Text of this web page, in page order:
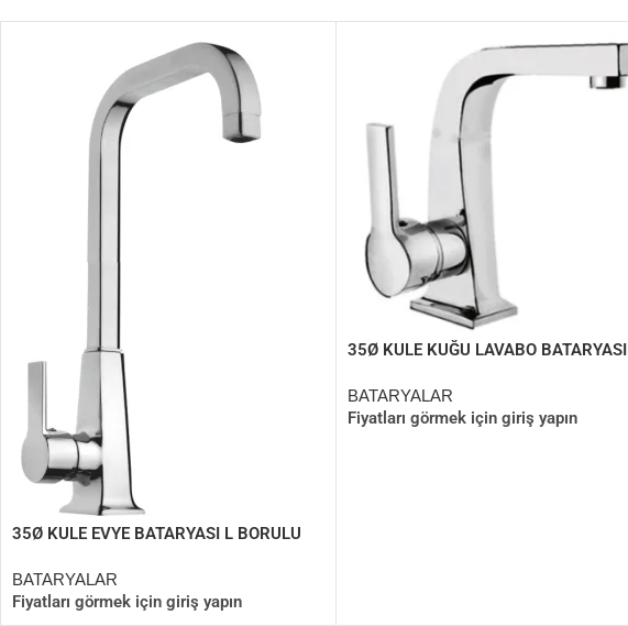
35Ø KULE EVYE BATARYASI L BORULU
BATARYALAR
Fiyatları görmek için giriş yapın
35Ø KULE KUĞU LAVABO BATARYASI
BATARYALAR
Fiyatları görmek için giriş yapın